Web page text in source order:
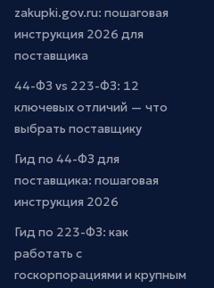
zakupki.gov.ru: пошаговая
инструкция 2026 для
поставщика
44-ФЗ vs 223-ФЗ: 12
ключевых отличий — что
выбрать поставщику
Гид по 44-ФЗ для
поставщика: пошаговая
инструкция 2026
Гид по 223-ФЗ: как
работать с
госкорпорациями и крупным